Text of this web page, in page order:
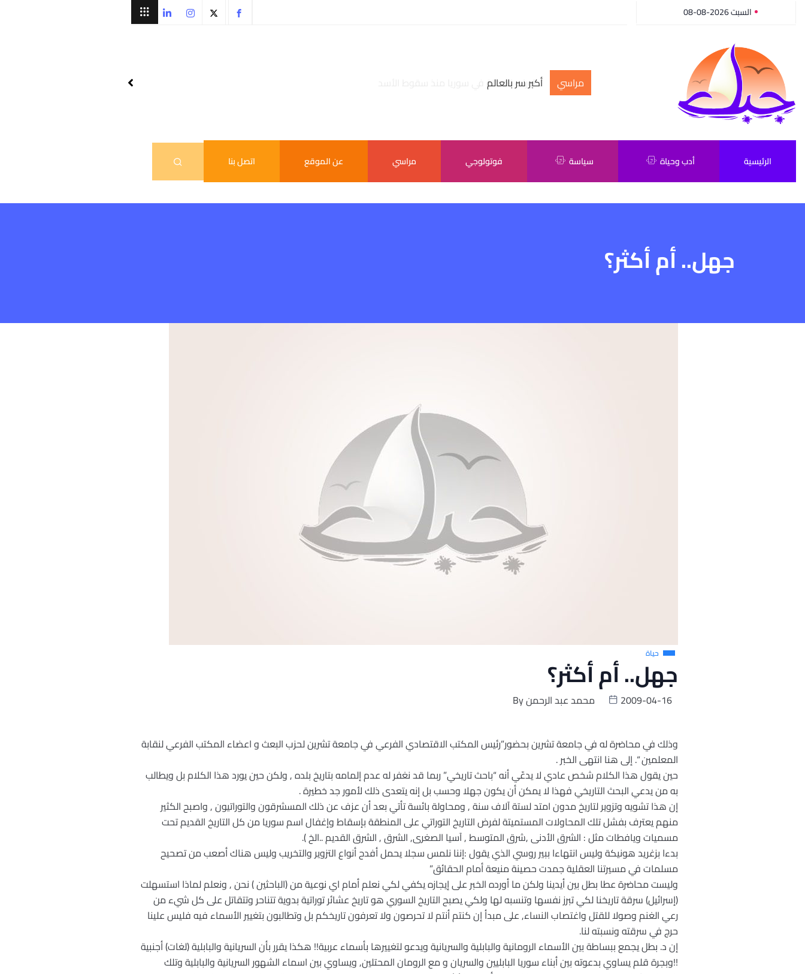
السبت 2026-08-08
مراسي أكبر سر بالعالم
الرئيسية أدب وحياة سياسة فوتولوجي مراسي عن الموقع اتصل بنا
جهل.. أم أكثر؟
حياة
جهل.. أم أكثر؟
Byمحمد عبد الرحمن 2009-04-16
وذلك في محاضرة له في جامعة تشرين بحضور”رئيس المكتب الاقتصادي الفرعي في جامعة تشرين لحزب البعث و اعضاء المكتب الفرعي لنقابة
المعلمين “. إلى هنا انتهى الخبر .
حين يقول هذا الكلام شخص عادي لا يدعّي أنه “باحث تاريخي” ربما قد نغفر له عدم إلمامه بتاريخ بلده , ولكن حين يورد هذا الكلام بل ويطالب
به من يدعي البحث التاريخي فهذا لا يمكن أن يكون جهلا وحسب بل إنه يتعدى ذلك لأمور جد خطيرة .
إن هذا تشويه وتزوير لتاريخ مدون امتد لستة آلاف سنة , ومحاولة بائسة تأتي بعد أن عزف عن ذلك المسشرقون والتوراتيون , واصبح الكثير
منهم يعترف بفشل تلك المحاولات المستميتة لفرض التاريخ التوراتي على المنطقة بإسقاط وإغفال اسم سوريا من كل التاريخ القديم تحت
مسميات ويافطات مثل : الشرق الأدنى ,شرق المتوسط , آسيا الصغرى, الشرق , الشرق القديم ..الخ ).
بدءا بزغريد هونيكة وليس انتهاءا ببير روسي الذي يقول :إننا نلمس سجلا يحمل أفدح أنواع التزوير والتخريب وليس هناك أصعب من تصحيح
مسلمات في مسيرتنا العقلية جمدت حصينة منيعة أمام الحقائق”
وليست محاضرة عطا بطل بين أيدينا ولكن ما أورده الخبر على إيجازه يكفي لكي نعلم أمام اي نوعية من (الباحثين ) نحن , ونعلم لماذا استسهلت
(إسرائيل) سرقة تاريخنا لكي تبرز نفسها وتنسبه لها ولكي يصبح التاريخ السوري هو تاريخ عشائر توراتية بدوية تتناحر وتتقاتل على كل شيء من
رعي الغنم وصولا للقتل واغتصاب النساء, على مبدأ إن كنتم أنتم لا تحرصون ولا تعرفون تاريخكم بل وتطالبون بتغيير الأسماء فيه فليس علينا
حرج في سرقته ونسبته لنا.
إن د. بطل يجمع ببساطة بين الأسماء الرومانية والبابلية والسريانية ويدعو لتغييرها بأسماء عربية!! هكذا يقرر بأن السريانية والبابلية (لغات) أجنبية
!!وبجرة قلم يساوي بدعوته بين أبناء سوريا البابليين والسريان و مع الرومان المحتلين, ويساوي بين اسماء الشهور السريانية والبابلية وتلك